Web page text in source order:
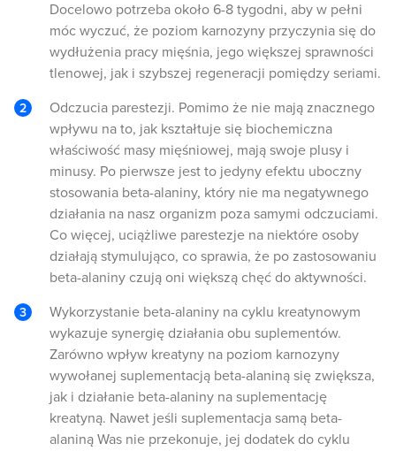
Docelowo potrzeba około 6-8 tygodni, aby w pełni
móc wyczuć, że poziom karnozyny przyczynia się do
wydłużenia pracy mięśnia, jego większej sprawności
tlenowej, jak i szybszej regeneracji pomiędzy seriami.
Odczucia parestezji. Pomimo że nie mają znacznego
wpływu na to, jak kształtuje się biochemiczna
właściwość masy mięśniowej, mają swoje plusy i
minusy. Po pierwsze jest to jedyny efektu uboczny
stosowania beta-alaniny, który nie ma negatywnego
działania na nasz organizm poza samymi odczuciami.
Co więcej, uciążliwe parestezje na niektóre osoby
działają stymulująco, co sprawia, że po zastosowaniu
beta-alaniny czują oni większą chęć do aktywności.
Wykorzystanie beta-alaniny na cyklu kreatynowym
wykazuje synergię działania obu suplementów.
Zarówno wpływ kreatyny na poziom karnozyny
wywołanej suplementacją beta-alaniną się zwiększa,
jak i działanie beta-alaniny na suplementację
kreatyną. Nawet jeśli suplementacja samą beta-
alaniną Was nie przekonuje, jej dodatek do cyklu